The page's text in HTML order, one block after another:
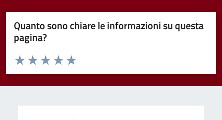
Quanto sono chiare le informazioni su questa
pagina?
Valuta da 1 a 5 stelle la pagina
Valuta 5 stelle su 5
Valuta 4 stelle su 5
Valuta 3 stelle su 5
Valuta 2 stelle su 5
Valuta 1 stelle su 5